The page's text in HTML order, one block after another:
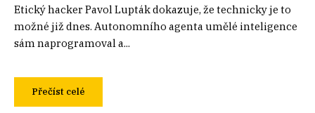
Etický hacker Pavol Lupták dokazuje, že technicky je to
možné již dnes. Autonomního agenta umělé inteligence
sám naprogramoval a...
Přečíst celé